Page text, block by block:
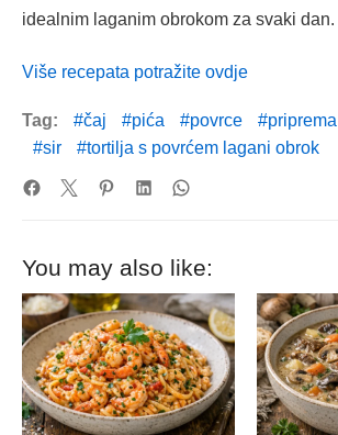
idealnim laganim obrokom za svaki dan.
Više recepata potražite ovdje
Tag: čaj pića povrce priprema
sir
tortilja s povrćem lagani obrok
You may also like: